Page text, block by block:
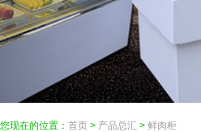
您现在的位置： 首页 > 产品总汇 > 鲜肉柜